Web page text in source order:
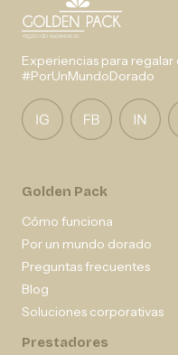
Experiencias para
#PorUnMundoDorado
Golden Pack
Cómo funciona
Por un mundo dorado
Preguntas frecuentes
Blog
Soluciones corporativas
Prestadores